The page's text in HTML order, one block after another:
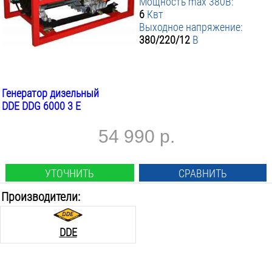
от
до
▼ Система (АВР) авто запуск :
Нет
▼ Транспортировочные колёса:
Нет
▼ Вес инструмента кг
6 Квт
Выходное напряжение:
380/220/12 В
Генератор дизельный
DDE DDG 6000 3 E
54 990 р.
УТОЧНИТЬ СРАВНИТЬ
Производители:
DDE